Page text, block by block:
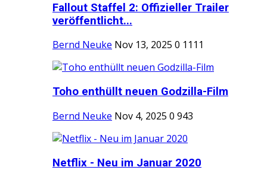
Fallout Staffel 2: Offizieller Trailer
veröffentlicht...
Bernd Neuke Nov 13, 2025 0 1111
Toho enthüllt neuen Godzilla-Film
Bernd Neuke Nov 4, 2025 0 943
Netflix - Neu im Januar 2020